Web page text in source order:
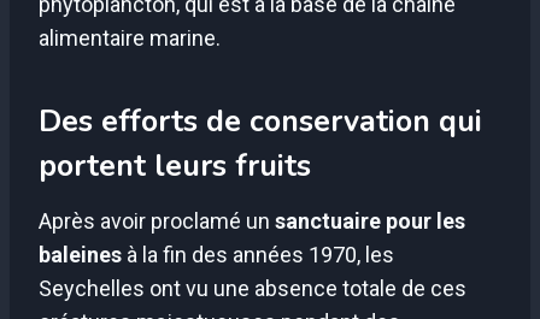
alimentaire marine.
Des efforts de conservation qui
portent leurs fruits
Après avoir proclamé un sanctuaire pour les
baleines à la fin des années 1970, les
Seychelles ont vu une absence totale de ces